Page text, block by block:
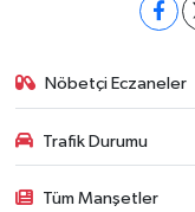
Nöbetçi Eczaneler
Trafik Durumu
Tüm Manşetler